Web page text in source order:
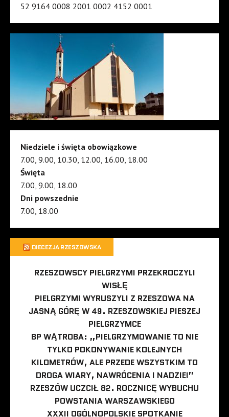
52 9164 0008 2001 0002 4152 0001
Niedziele i święta obowiązkowe
7.00, 9.00, 10.30, 12.00, 16.00, 18.00
Święta
7.00, 9.00, 18.00
Dni powszednie
7.00, 18.00
DIECEZJA RZESZOWSKA
RZESZOWSCY PIELGRZYMI PRZEKROCZYLI
WISŁĘ
PIELGRZYMI WYRUSZYLI Z RZESZOWA NA
JASNĄ GÓRĘ W 49. RZESZOWSKIEJ PIESZEJ
PIELGRZYMCE
BP WĄTROBA: „PIELGRZYMOWANIE TO NIE
TYLKO POKONYWANIE KOLEJNYCH
KILOMETRÓW, ALE PRZEDE WSZYSTKIM TO
DROGA WIARY, NAWRÓCENIA I NADZIEI”
RZESZÓW UCZCIŁ 82. ROCZNICĘ WYBUCHU
POWSTANIA WARSZAWSKIEGO
XXXII OGÓLNOPOLSKIE SPOTKANIE